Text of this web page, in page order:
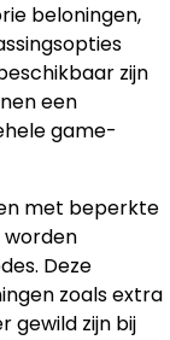
beloningen,
zijn
een
game-
met beperkte
worden
Deze
zoals extra
gewild zijn bij